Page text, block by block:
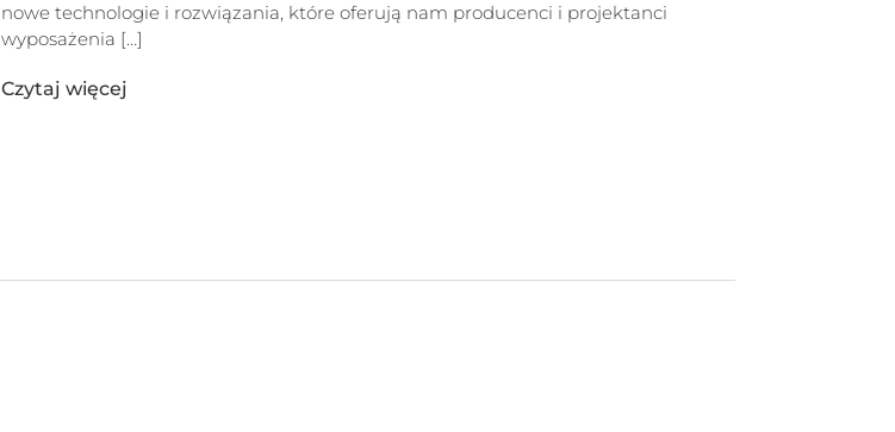
nowe technologie i rozwiązania, które oferują nam producenci i projektanci
wyposażenia […]
Czytaj więcej